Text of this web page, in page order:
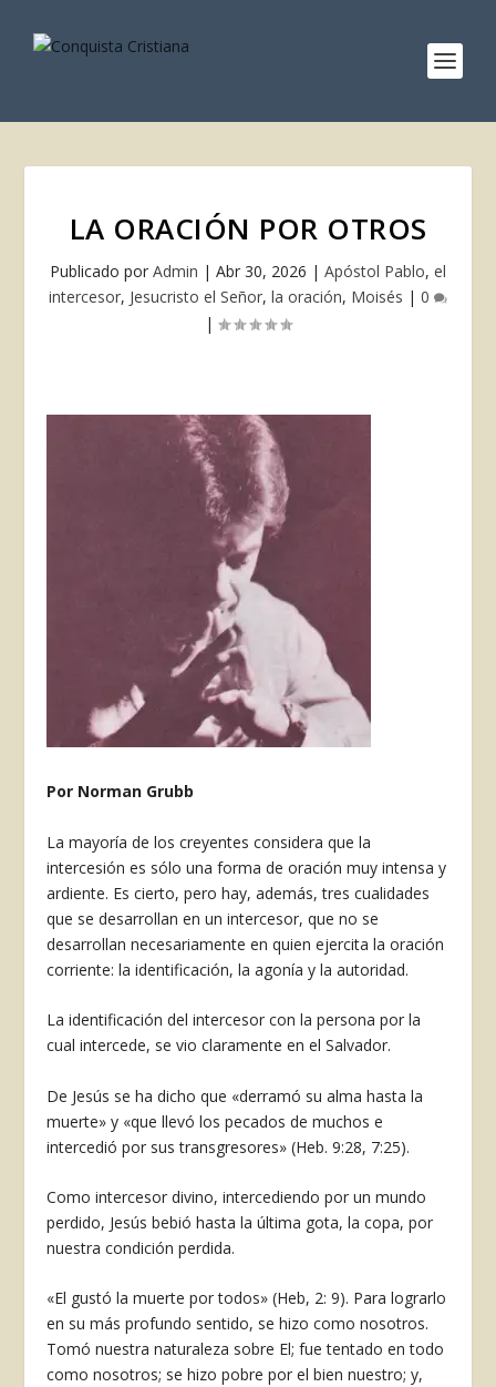
LA ORACIÓN POR OTROS
Publicado por Admin | Abr 30, 2026 | Apóstol Pablo, el
intercesor, Jesucristo el Señor, la oración, Moisés | 0
|
Por Norman Grubb
La mayoría de los creyentes considera que la
intercesión es sólo una forma de oración muy intensa y
ardiente. Es cierto, pero hay, además, tres cualidades
que se desarrollan en un intercesor, que no se
desarrollan necesariamente en quien ejercita la oración
corriente: la identificación, la agonía y la autoridad.
La identificación del intercesor con la persona por la
cual intercede, se vio claramente en el Salvador.
De Jesús se ha dicho que «derramó su alma hasta la
muerte» y «que llevó los pecados de muchos e
intercedió por sus transgresores» (Heb. 9:28, 7:25).
Como intercesor divino, intercediendo por un mundo
perdido, Jesús bebió hasta la última gota, la copa, por
nuestra condición perdida.
«El gustó la muerte por todos» (Heb, 2: 9). Para lograrlo
en su más profundo sentido, se hizo como nosotros.
Tomó nuestra naturaleza sobre El; fue tentado en todo
como nosotros; se hizo pobre por el bien nuestro; y,